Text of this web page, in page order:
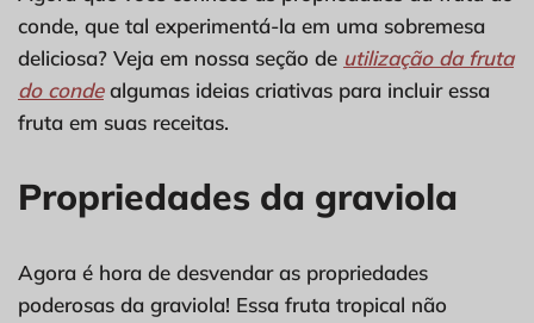
conde, que tal experimentá-la em uma sobremesa
deliciosa? Veja em nossa seção de utilização da fruta
do condealgumas ideias criativas para incluir essa
fruta em suas receitas.
Propriedades da graviola
Agora é hora de desvendar as propriedades
poderosas da graviola! Essa fruta tropical não